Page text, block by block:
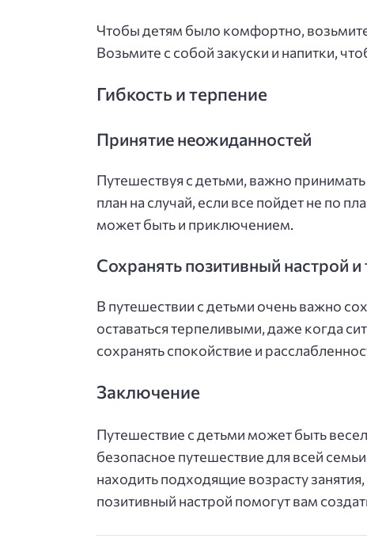
Чтобы детям было комфортно,
Возьмите с собой закуски и напитки,
Гибкость и терпение
Принятие неожиданностей
Путешествуя с детьми, важно
план на случай, если все пойдет не по
может быть и приключением.
Сохранять позитивный настрой и
В путешествии с детьми очень важно
оставаться терпеливыми, даже когда
сохранять спокойствие и
Заключение
Путешествие с детьми может быть
безопасное путешествие для всей
находить подходящие возрасту
позитивный настрой помогут вам